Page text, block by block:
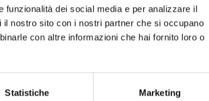
dei social media e per analizzare il
nostro sito con i nostri partner che si occupano
con altre informazioni che hai fornito loro o
Statistiche Marketing
remiere più affascinanti d’Italia. I nostri... [continua]